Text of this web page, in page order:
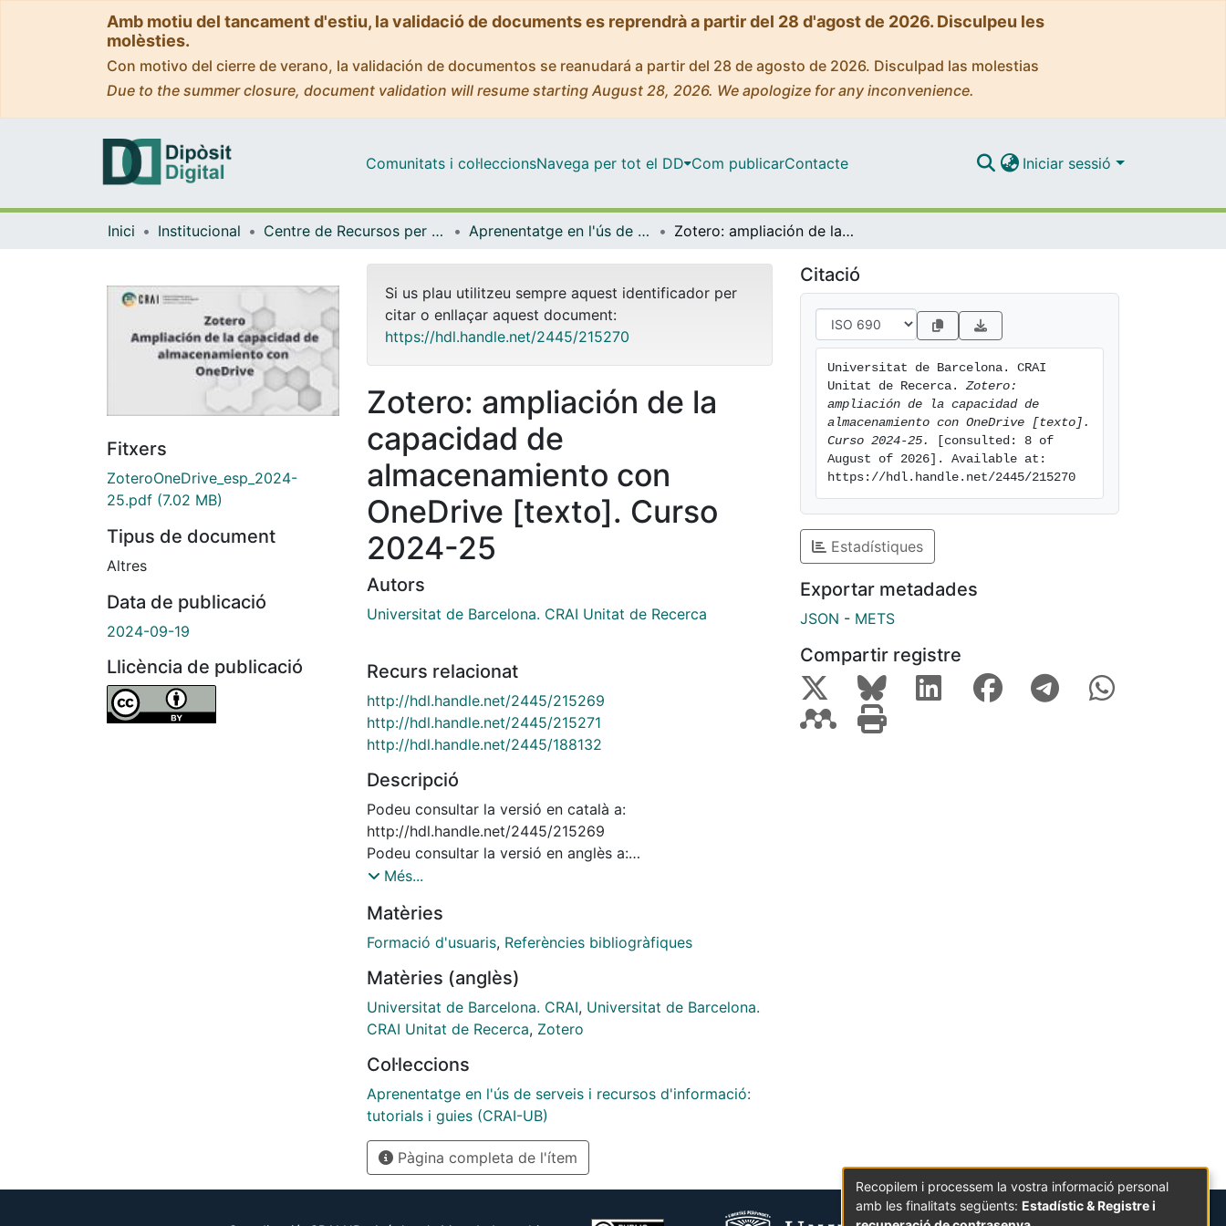
Amb motiu del tancament d'estiu, la validació de documents es reprendrà a partir del 28 d'agost de 2026. Disculpeu les
molèsties.
Con motivo del cierre de verano, la validación de documentos se reanudará a partir del 28 de agosto de 2026. Disculpad las molestias
Due to the summer closure, document validation will resume starting August 28, 2026. We apologize for any inconvenience.
Comunitats i col·leccionsNavega per tot el DD Com publicarContacte Iniciar sessió
Inici Institucional Centre de Recursos per a l'Aprenentatge i la Investigació (CRAI-UB) - Institucional Aprenentatge en l'ús de serveis i recursos d'informació: tutorials i guies (CRAI-UB) Zotero: ampliación de la capacidad de almacenamiento con OneDrive [texto]. Curso 2024-25
Fitxers
ZoteroOneDrive_esp_2024-
25.pdf (7.02 MB)
Tipus de document
Altres
Data de publicació
2024-09-19
Llicència de publicació
Si us plau utilitzeu sempre aquest identificador per
citar o enllaçar aquest document:
https://hdl.handle.net/2445/215270
Zotero: ampliación de la
capacidad de
almacenamiento con
OneDrive [texto]. Curso
2024-25
Autors
Universitat de Barcelona. CRAI Unitat de Recerca
Recurs relacionat
http://hdl.handle.net/2445/215269
http://hdl.handle.net/2445/215271
http://hdl.handle.net/2445/188132
Descripció
Podeu consultar la versió en català a:
http://hdl.handle.net/2445/215269
Podeu consultar la versió en anglès a:
http://hdl.handle.net/2445/215271
http://hdl.handle.net/2445/188132
Més...
Matèries
Formació d'usuaris, Referències bibliogràfiques
Matèries (anglès)
Universitat de Barcelona. CRAI, Universitat de Barcelona.
CRAI Unitat de Recerca, Zotero
Col·leccions
Aprenentatge en l'ús de serveis i recursos d'informació:
tutorials i guies (CRAI-UB)
Pàgina completa de l'ítem
Citació
Universitat de Barcelona. CRAI
Unitat de Recerca. Zotero:
ampliación de la capacidad de
almacenamiento con OneDrive [texto].
Curso 2024-25.
[consulted: 8 of
August of 2026]. Available at:
https://hdl.handle.net/2445/215270
Estadístiques
Exportar metadades
JSON - METS
Compartir registre
Recopilem i processem la vostra informació personal
amb les finalitats següents: Estadístic & Registre i